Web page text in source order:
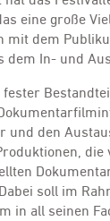
eine große
mit dem
dem In- und
und den
die
soll im
in all seinen